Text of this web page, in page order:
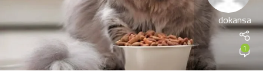
dokansa
1